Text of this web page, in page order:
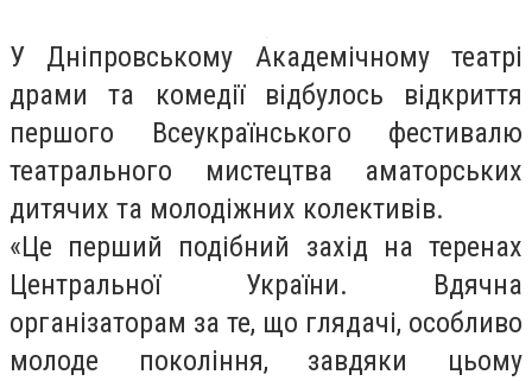
У Дніпровському Академічному театрі
драми та комедії відбулось відкриття
першого Всеукраїнського фестивалю
театрального мистецтва аматорських
дитячих та молодіжних колективів.
«Це перший подібний захід на теренах
Центральної України. Вдячна
організаторам за те, що глядачі, особливо
молоде покоління, завдяки цьому